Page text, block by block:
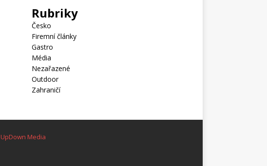
Rubriky
Česko
Firemní články
Gastro
Média
Nezařazené
Outdoor
Zahraničí
UpDown Media